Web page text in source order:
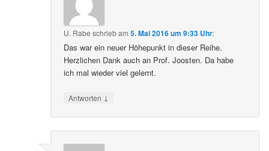
U. Rabe schriebam5. Mai 2016 um 9:33 Uhr:
Das war ein neuer Höhepunkt in dieser Reihe.
Herzlichen Dank auch an Prof. Joosten. Da habe
ich mal wieder viel gelernt.
Antworten ↓